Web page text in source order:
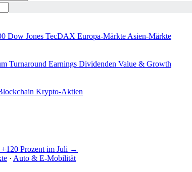
Dow Jones TecDAX Europa-Märkte Asien-Märkte
Turnaround Earnings Dividenden Value & Growth
Krypto-Aktien
Prozent im Juli →
· Auto & E-Mobilität